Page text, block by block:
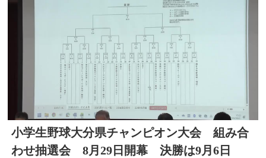
小学生野球大分県チャンピオン大会 組み合
わせ抽選会 8月29日開幕 決勝は9月6日